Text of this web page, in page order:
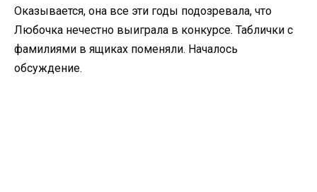
Оказывается, она все эти годы подозревала, что
Любочка нечестно выиграла в конкурсе. Таблички с
фамилиями в ящиках поменяли. Началось
обсуждение.